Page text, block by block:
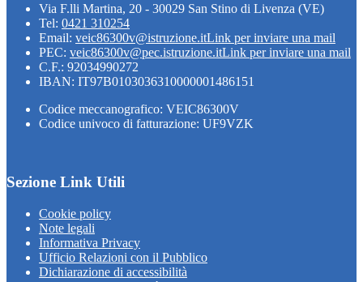
Via F.lli Martina, 20 - 30029 San Stino di Livenza (VE)
Tel: 0421 310254
Email: veic86300v@istruzione.itLink per inviare una mail
PEC: veic86300v@pec.istruzione.itLink per inviare una mail
C.F.: 92034990272
IBAN: IT97B0103036310000001486151
Codice meccanografico: VEIC86300V
Codice univoco di fatturazione: UF9VZK
Sezione Link Utili
Cookie policy
Note legali
Informativa Privacy
Ufficio Relazioni con il Pubblico
Dichiarazione di accessibilità